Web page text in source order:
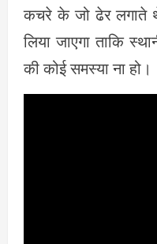
कचरे के जो ढेर लगाते
लिया जाएगा ताकि
की कोई समस्या ना हो।